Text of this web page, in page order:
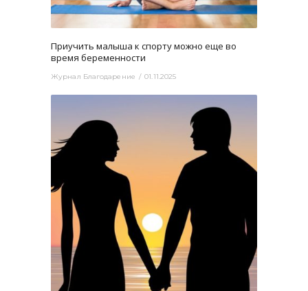
Приучить малыша к спорту можно еще во
время беременности
Журнал Благодарение 01.11.2025